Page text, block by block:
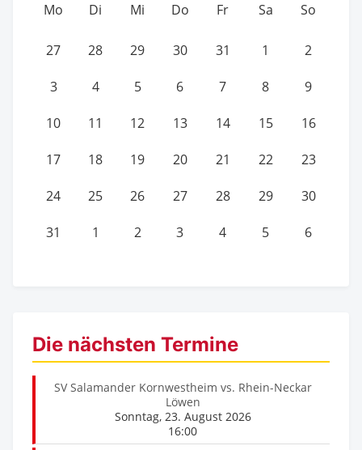
Mo Di Mi Do Fr Sa So
27 28 29 30 31 1 2
3 4 5 6 7 8 9
10 11 12 13 14 15 16
17 18 19 20 21 22 23
24 25 26 27 28 29 30
31 1 2 3 4 5 6
Die nächsten Termine
SV Salamander Kornwestheim vs. Rhein-Neckar
Löwen
Sonntag, 23. August 2026
16:00